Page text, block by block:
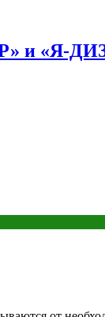
и «Я-